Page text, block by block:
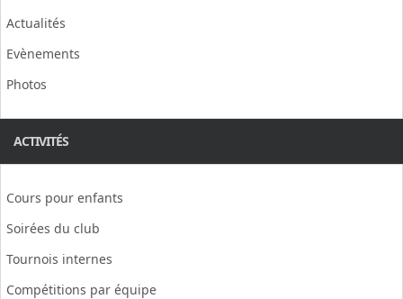
Actualités
Evènements
Photos
ACTIVITÉS
Cours pour enfants
Soirées du club
Tournois internes
Compétitions par équipe